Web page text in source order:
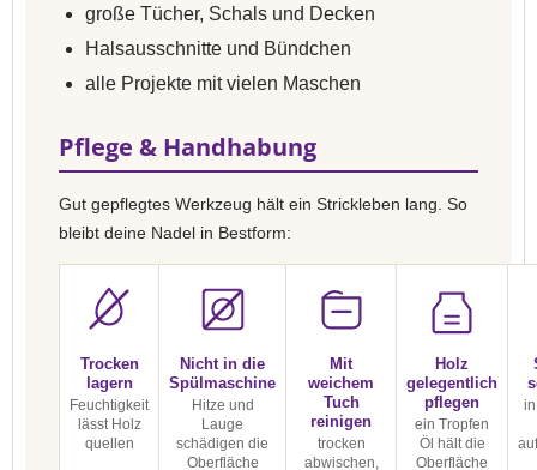
große Tücher, Schals und Decken
Halsausschnitte und Bündchen
alle Projekte mit vielen Maschen
Pflege & Handhabung
Gut gepflegtes Werkzeug hält ein Strickleben lang. So
bleibt deine Nadel in Bestform:
Trocken
lagern
Feuchtigkeit
lässt Holz
quellen
Nicht in die
Spülmaschine
Hitze und
Lauge
schädigen die
Oberfläche
Mit
weichem
Tuch
reinigen
trocken
abwischen,
Holz
gelegentlich
pflegen
ein Tropfen
Öl hält die
Oberfläche